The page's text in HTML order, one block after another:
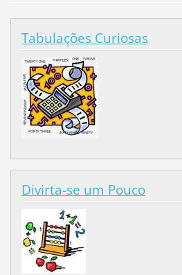
Tabulações Curiosas
Divirta-se um Pouco